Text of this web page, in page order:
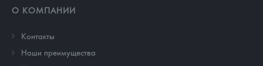
О КОМПАНИИ
Контакты
Наши преимущества